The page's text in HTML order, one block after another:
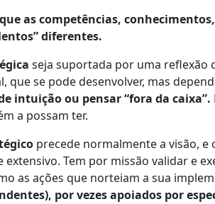
as competências,
diferentes.
seja suportada por uma reflexão
que se pode desenvolver, mas
intuição ou pensar “fora da caixa”.
a possam ter.
precede normalmente a visão,
Tem por missão validar e
as ações que norteiam a sua
por vezes apoiados por